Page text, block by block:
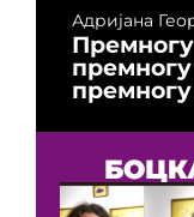
Адријана